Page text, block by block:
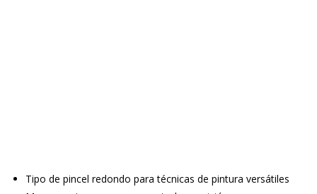
Tipo de pincel redondo para técnicas de pintura versátiles